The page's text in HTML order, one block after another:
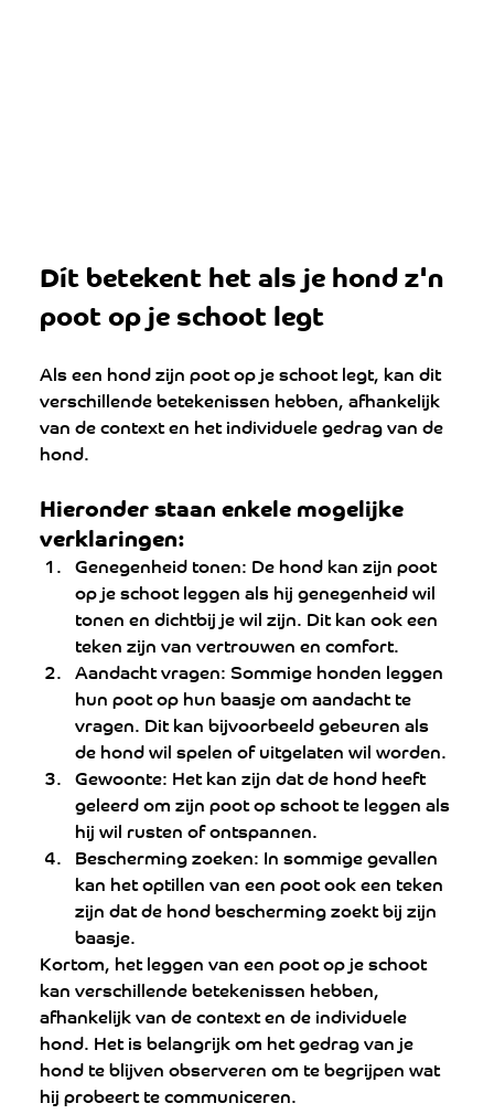
Dít betekent het als je hond z'n
poot op je schoot legt
Als een hond zijn poot op je schoot legt, kan dit
verschillende betekenissen hebben, afhankelijk
van de context en het individuele gedrag van de
hond.
Hieronder staan enkele mogelijke
verklaringen:
Genegenheid tonen: De hond kan zijn poot
op je schoot leggen als hij genegenheid wil
tonen en dichtbij je wil zijn. Dit kan ook een
teken zijn van vertrouwen en comfort.
Aandacht vragen: Sommige honden leggen
hun poot op hun baasje om aandacht te
vragen. Dit kan bijvoorbeeld gebeuren als
de hond wil spelen of uitgelaten wil worden.
Gewoonte: Het kan zijn dat de hond heeft
geleerd om zijn poot op schoot te leggen als
hij wil rusten of ontspannen.
Bescherming zoeken: In sommige gevallen
kan het optillen van een poot ook een teken
zijn dat de hond bescherming zoekt bij zijn
baasje.
Kortom, het leggen van een poot op je schoot
kan verschillende betekenissen hebben,
afhankelijk van de context en de individuele
hond. Het is belangrijk om het gedrag van je
hond te blijven observeren om te begrijpen wat
hij probeert te communiceren.